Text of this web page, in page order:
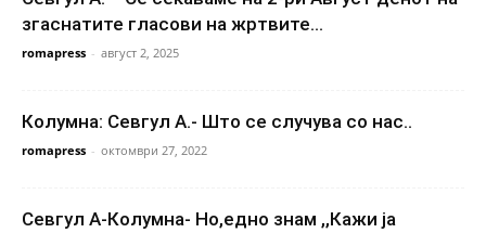
згаснатите гласови на жртвите...
romapress - август 2, 2025
Колумна: Севгул А.- Што се случува со нас..
romapress - октомври 27, 2022
Севгул А-Колумна- Но,едно знам ,,Кажи ја